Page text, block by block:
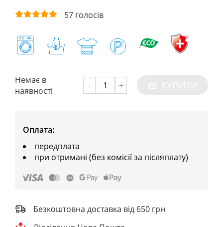
57 голосів
Немає в
наявності
- +
Оплата:
передплата
при отримані (без комісії за післяплату)
Безкоштовна доставка від 650 грн